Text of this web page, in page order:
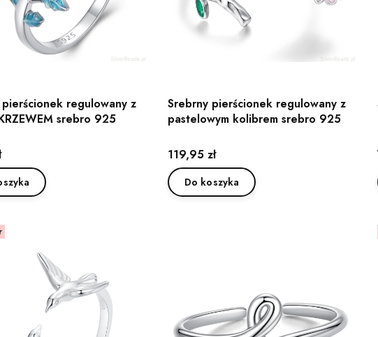
regulowany z
srebro 925
Srebrny pierścionek regulowany z
pastelowym kolibrem srebro 925
Cena
119,95 zł
Do koszyka